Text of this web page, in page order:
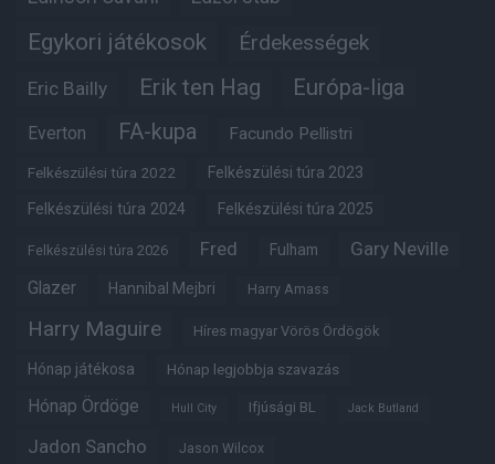
Egykori játékosok Érdekességek
Eric Bailly Erik ten Hag Európa-liga
Everton FA-kupa Facundo Pellistri
Felkészülési túra 2022 Felkészülési túra 2023
Felkészülési túra 2024 Felkészülési túra 2025
Felkészülési túra 2026 Fred Fulham Gary Neville
Glazer Hannibal Mejbri Harry Amass
Harry Maguire Híres magyar Vörös Ördögök
Hónap játékosa Hónap legjobbja szavazás
Hónap Ördöge Hull City Ifjúsági BL Jack Butland
Jadon Sancho Jason Wilcox